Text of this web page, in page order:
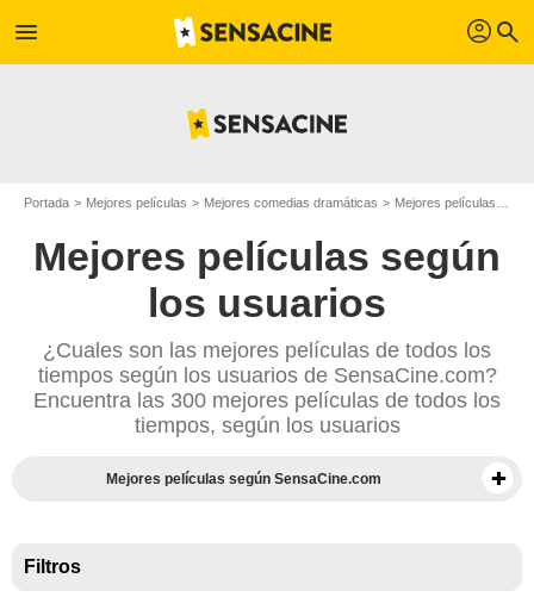
menu profil search
Portada Mejores películas Mejores comedias dramáticas Mejores películas de 1990
Mejores películas según
los usuarios
¿Cuales son las mejores películas de todos los
tiempos según los usuarios de SensaCine.com?
Encuentra las 300 mejores películas de todos los
tiempos, según los usuarios
Mejores películas según SensaCine.com
Filtros